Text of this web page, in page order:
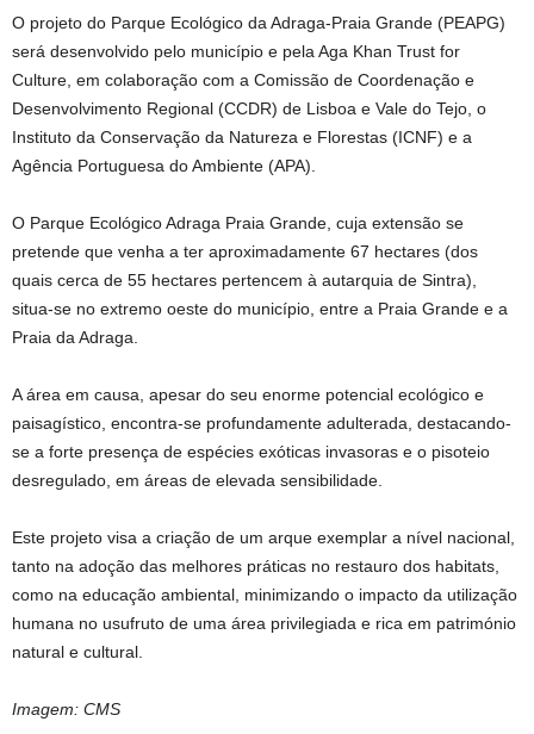
O projeto do Parque Ecológico da Adraga-Praia Grande (PEAPG)
será desenvolvido pelo município e pela Aga Khan Trust for
Culture, em colaboração com a Comissão de Coordenação e
Desenvolvimento Regional (CCDR) de Lisboa e Vale do Tejo, o
Instituto da Conservação da Natureza e Florestas (ICNF) e a
Agência Portuguesa do Ambiente (APA).
O Parque Ecológico Adraga Praia Grande, cuja extensão se
pretende que venha a ter aproximadamente 67 hectares (dos
quais cerca de 55 hectares pertencem à autarquia de Sintra),
situa-se no extremo oeste do município, entre a Praia Grande e a
Praia da Adraga.
A área em causa, apesar do seu enorme potencial ecológico e
paisagístico, encontra-se profundamente adulterada, destacando-
se a forte presença de espécies exóticas invasoras e o pisoteio
desregulado, em áreas de elevada sensibilidade.
Este projeto visa a criação de um arque exemplar a nível nacional,
tanto na adoção das melhores práticas no restauro dos habitats,
como na educação ambiental, minimizando o impacto da utilização
humana no usufruto de uma área privilegiada e rica em património
natural e cultural.
Imagem: CMS